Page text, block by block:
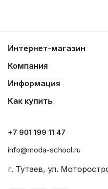
Интернет-магазин
Компания
Информация
Как купить
+7 901 199 11 47
info@moda-school.ru
г. Тутаев, ул.